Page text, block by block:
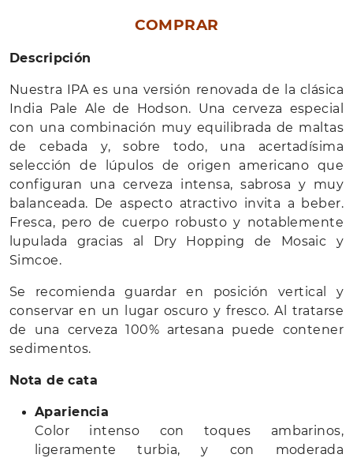
COMPRAR
Descripción
Nuestra IPA es una versión renovada de la clásica
India Pale Ale de Hodson. Una cerveza especial
con una combinación muy equilibrada de maltas
de cebada y, sobre todo, una acertadísima
selección de lúpulos de origen americano que
configuran una cerveza intensa, sabrosa y muy
balanceada. De aspecto atractivo invita a beber.
Fresca, pero de cuerpo robusto y notablemente
lupulada gracias al Dry Hopping de Mosaic y
Simcoe.
Se recomienda guardar en posición vertical y
conservar en un lugar oscuro y fresco. Al tratarse
de una cerveza 100% artesana puede contener
sedimentos.
Nota de cata
Apariencia
Color intenso con toques ambarinos,
ligeramente turbia, y con moderada